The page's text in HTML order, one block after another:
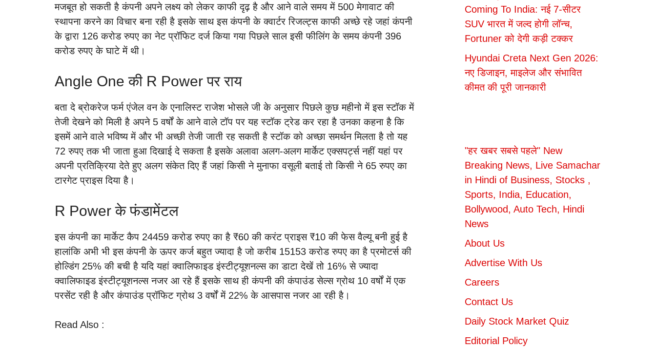
मजबूत हो सकती है कंपनी अपने लक्ष्य को लेकर काफी दृढ़ है और आने वाले समय में 500 मेगावाट की
स्थापना करने का विचार बना रही है इसके साथ इस कंपनी के क्वार्टर रिजल्ट्स काफी अच्छे रहे जहां कंपनी
के द्वारा 126 करोड रुपए का नेट प्रॉफिट दर्ज किया गया पिछले साल इसी फीलिंग के समय कंपनी 396
करोड रुपए के घाटे में थी।
Angle One की R Power पर राय
बता दे ब्रोकरेज फर्म एंजेल वन के एनालिस्ट राजेश भोसले जी के अनुसार पिछले कुछ महीनो में इस स्टॉक में
तेजी देखने को मिली है अपने 5 वर्षों के आने वाले टॉप पर यह स्टॉक ट्रेड कर रहा है उनका कहना है कि
इसमें आने वाले भविष्य में और भी अच्छी तेजी जाती रह सकती है स्टॉक को अच्छा समर्थन मिलता है तो यह
72 रुपए तक भी जाता हुआ दिखाई दे सकता है इसके अलावा अलग-अलग मार्केट एक्सपर्ट्स नहीं यहां पर
अपनी प्रतिक्रिया देते हुए अलग संकेत दिए हैं जहां किसी ने मुनाफा वसूली बताई तो किसी ने 65 रुपए का
टारगेट प्राइस दिया है।
R Power के फंडामेंटल
इस कंपनी का मार्केट कैप 24459 करोड रुपए का है ₹60 की करंट प्राइस ₹10 की फेस वैल्यू बनी हुई है
हालांकि अभी भी इस कंपनी के ऊपर कर्ज बहुत ज्यादा है जो करीब 15153 करोड रुपए का है प्रमोटर्स की
होल्डिंग 25% की बची है यदि यहां क्वालिफाइड इंस्टीट्यूशनल्स का डाटा देखें तो 16% से ज्यादा
क्वालिफाइड इंस्टीट्यूशनल्स नजर आ रहे हैं इसके साथ ही कंपनी की कंपाउंड सेल्स ग्रोथ 10 वर्षों में एक
परसेंट रही है और कंपाउंड प्रॉफिट ग्रोथ 3 वर्षों में 22% के आसपास नजर आ रही है।
Read Also :
Coming To India: नई 7-सीटर
SUV भारत में जल्द होगी लॉन्च,
Fortuner को देगी कड़ी टक्कर
Hyundai Creta Next Gen 2026:
नए डिजाइन, माइलेज और संभावित
कीमत की पूरी जानकारी
"हर खबर सबसे पहले" New
Breaking News, Live Samachar
in Hindi of Business, Stocks ,
Sports, India, Education,
Bollywood, Auto Tech, Hindi
News
About Us
Advertise With Us
Careers
Contact Us
Daily Stock Market Quiz
Editorial Policy